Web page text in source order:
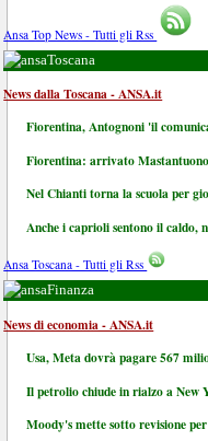
Ansa Top News - Tutti gli Rss
Toscana
News dalla Toscana - ANSA.it
Fiorentina, Antognoni 'il
Fiorentina: arrivato
Nel Chianti torna la scuola per
Anche i caprioli sentono il
Ansa Toscana - Tutti gli Rss
Finanza
News di economia - ANSA.it
Usa, Meta dovrà pagare 567
Il petrolio chiude in rialzo a New
Moody's mette sotto revisione